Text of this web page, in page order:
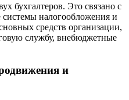
бухгалтеров. Это связано с
налогообложения и
средств организации,
службу, внебюджетные
и